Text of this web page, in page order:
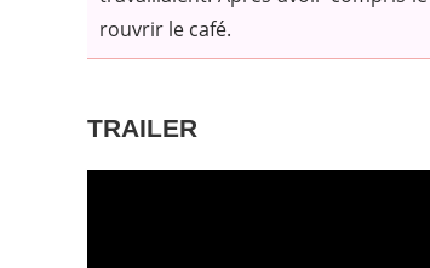
rouvrir le café.
TRAILER